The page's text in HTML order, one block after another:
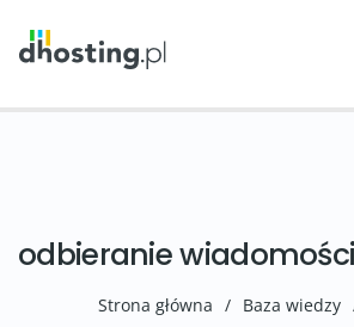
odbieranie
Strona główna / Baza wiedzy